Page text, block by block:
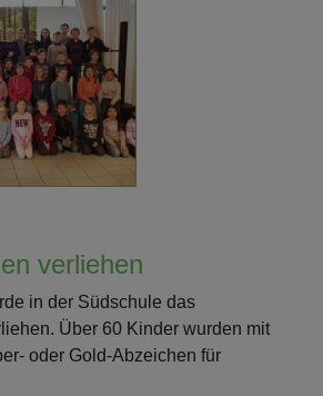
verliehen
in der Südschule das
Über 60 Kinder wurden mit
oder Gold-Abzeichen für